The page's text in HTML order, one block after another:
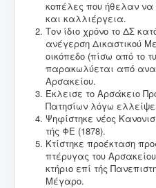
κοπέλες που ήθελαν να
και καλλιέργεια.
Τον ίδιο χρόνο το ΔΣ
ανέγερση Δικαστικού
οικόπεδο (πίσω από το
παρακωλύεται από
Αρσακείου.
Έκλεισε το Αρσάκειο
Πατησίων λόγω
Ψηφίστηκε νέος
τής ΦΕ (1878).
Κτίστηκε προέκταση
πτέρυγας του
κτήριο επί τής
Μέγαρο.